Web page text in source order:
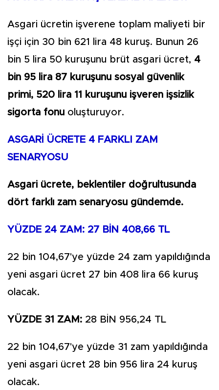
Asgari ücretin işverene toplam maliyeti bir
işçi için 30 bin 621 lira 48 kuruş. Bunun 26
bin 5 lira 50 kuruşunu brüt asgari ücret, 4
bin 95 lira 87 kuruşunu sosyal güvenlik
primi, 520 lira 11 kuruşunu işveren işsizlik
sigorta fonu oluşturuyor.
ASGARİ ÜCRETE 4 FARKLI ZAM
SENARYOSU
Asgari ücrete, beklentiler doğrultusunda
dört farklı zam senaryosu gündemde.
YÜZDE 24 ZAM: 27 BİN 408,66 TL
22 bin 104,67'ye yüzde 24 zam yapıldığında
yeni asgari ücret 27 bin 408 lira 66 kuruş
olacak.
YÜZDE 31 ZAM: 28 BİN 956,24 TL
22 bin 104,67'ye yüzde 31 zam yapıldığında
yeni asgari ücret 28 bin 956 lira 24 kuruş
olacak.